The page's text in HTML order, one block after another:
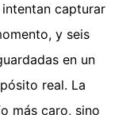
capturar
y seis
en un
real. La
más caro, sino